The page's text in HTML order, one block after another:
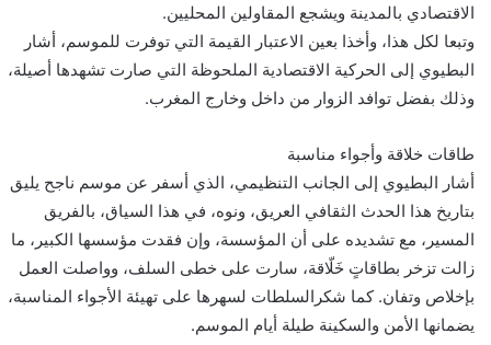
الاقتصادي بالمدينة ويشجع المقاولين المحليين.
وتبعا لكل هذا، وأخذا بعين الاعتبار القيمة التي توفرت للموسم، أشار
البطيوي إلى الحركية الاقتصادية الملحوظة التي صارت تشهدها أصيلة،
وذلك بفضل توافد الزوار من داخل وخارج المغرب.
طاقات خلاقة وأجواء مناسبة
أشار البطيوي إلى الجانب التنظيمي، الذي أسفر عن موسم ناجح يليق
بتاريخ هذا الحدث الثقافي العريق، ونوه، في هذا السياق، بالفريق
المسير، مع تشديده على أن المؤسسة، وإن فقدت مؤسسها الكبير، ما
زالت تزخر بطاقاتٍ خَلّاقة، سارت على خطى السلف، وواصلت العمل
بإخلاص وتفان. كما شكرالسلطات لسهرها على تهيئة الأجواء المناسبة،
يضمانها الأمن والسكينة طيلة أيام الموسم.